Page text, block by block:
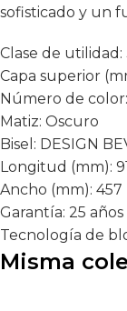
sofisticado y un
Clase de utilidad:
Capa superior
Número de color:
Matiz: Oscuro
Bisel: DESIGN
Longitud (mm):
Ancho (mm): 457
Garantía: 25 años
Tecnología de
Misma